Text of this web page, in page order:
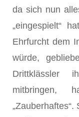
da sich nun
„eingespielt“
Ehrfurcht dem
würde,
Drittklässler